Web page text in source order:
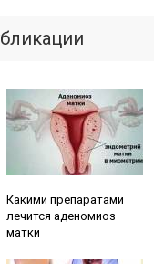
Какими препаратами
лечится аденомиоз
матки